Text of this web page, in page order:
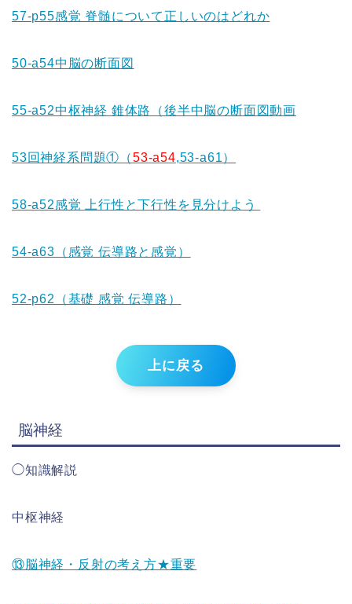
57-p55感覚 脊髄について正しいのはどれか
50-a54中脳の断面図
55-a52中枢神経 錐体路（後半中脳の断面図動画
53回神経系問題①（53-a54,53-a61）
58-a52感覚 上行性と下行性を見分けよう
54-a63（感覚 伝導路と感覚）
52-p62（基礎 感覚 伝導路）
上に戻る
脳神経
◯知識解説
中枢神経
⑬脳神経・反射の考え方★重要